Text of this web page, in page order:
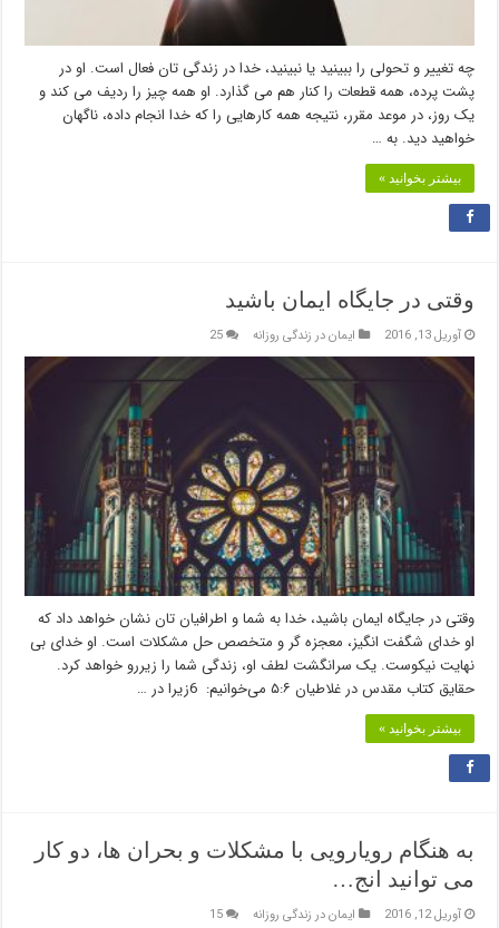
چه تغییر و تحولی را ببینید یا نبینید، خدا در زندگی تان فعال است. او در
پشت پرده، همه قطعات را کنار هم می گذارد. او همه چیز را ردیف می کند و
یک روز، در موعد مقرر، نتیجه همه کارهایی را که خدا انجام داده، ناگهان
خواهید دید. به …
بیشتر بخوانید »
وقتی در جایگاه ایمان باشید
آوریل 13, 2016 ایمان در زندگی روزانه 25
وقتی در جایگاه ایمان باشید، خدا به شما و اطرافیان تان نشان خواهد داد که
او خدای شگفت انگیز، معجزه گر و متخصص حل مشکلات است. او خدای بی
نهایت نیکوست. یک سرانگشت لطف او، زندگی شما را زیررو خواهد کرد.
حقایق کتاب مقدس در غلاطیان ۵:۶ می‌خوانیم: 6زیرا در …
بیشتر بخوانید »
به هنگام رویارویی با مشکلات و بحران ها، دو کار
می توانید انج…
آوریل 12, 2016 ایمان در زندگی روزانه 15